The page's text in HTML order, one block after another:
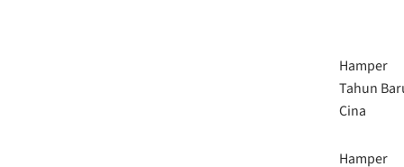
Hamper
Tahun
Cina
Hamper